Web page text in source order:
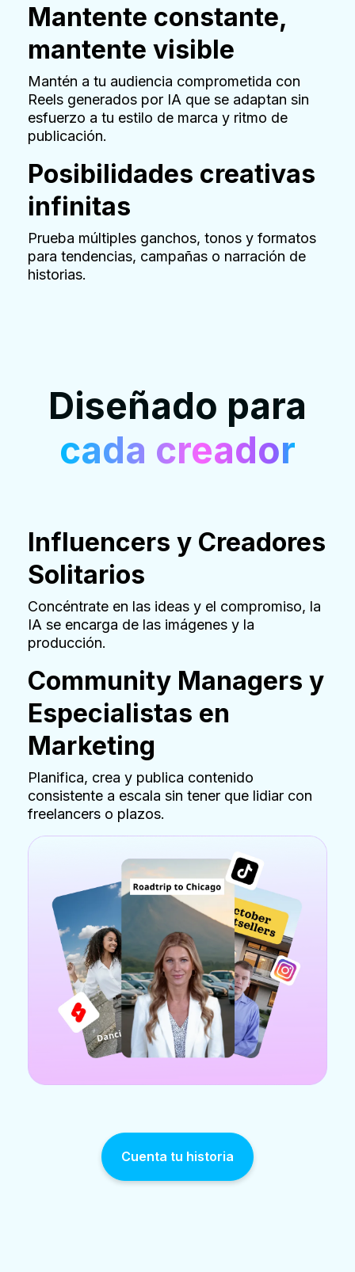
Mantente constante,
mantente visible
Mantén a tu audiencia comprometida con
Reels generados por IA que se adaptan sin
esfuerzo a tu estilo de marca y ritmo de
publicación.
Posibilidades creativas
infinitas
Prueba múltiples ganchos, tonos y formatos
para tendencias, campañas o narración de
historias.
Diseñado para
cada creador
Influencers y Creadores
Solitarios
Concéntrate en las ideas y el compromiso, la
IA se encarga de las imágenes y la
producción.
Community Managers y
Especialistas en
Marketing
Planifica, crea y publica contenido
consistente a escala sin tener que lidiar con
freelancers o plazos.
Cuenta tu historia